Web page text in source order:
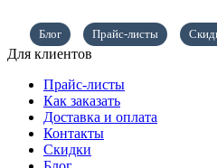
Блог Прайс-листы
Для клиентов
Прайс-листы
Как заказать
Доставка и оплата
Контакты
Скидки